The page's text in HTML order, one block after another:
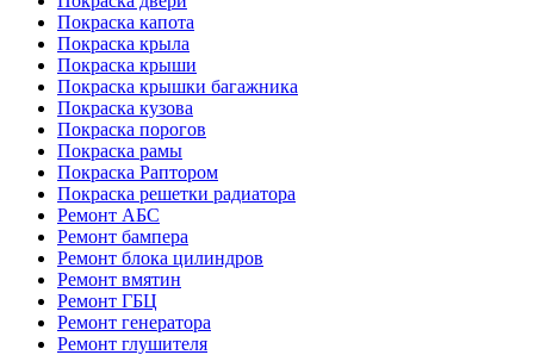
Покраска капота
Покраска крыла
Покраска крыши
Покраска крышки багажника
Покраска кузова
Покраска порогов
Покраска рамы
Покраска Раптором
Покраска решетки радиатора
Ремонт АБС
Ремонт бампера
Ремонт блока цилиндров
Ремонт вмятин
Ремонт ГБЦ
Ремонт генератора
Ремонт глушителя